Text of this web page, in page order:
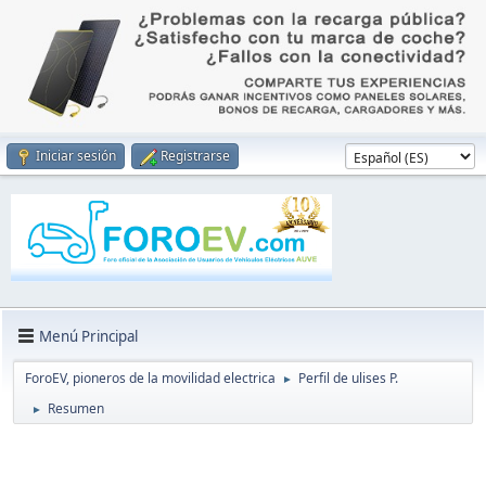
Iniciar sesión Registrarse
Menú Principal
ForoEV, pioneros de la movilidad electrica ► Perfil de ulises P.
► Resumen